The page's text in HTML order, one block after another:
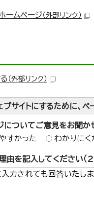
ームページ （外部リンク）
（外部リンク）
ブサイトにするために、
についてご意見をお聞か
すかった
わかりにく
由を記入してください（